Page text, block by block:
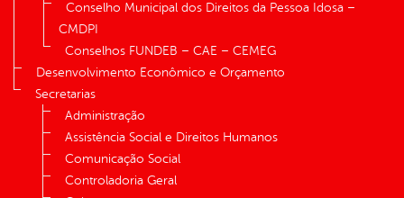
Conselho Municipal dos Direitos da Pessoa Idosa –
CMDPI
Conselhos FUNDEB – CAE – CEMEG
Desenvolvimento Econômico e Orçamento
Secretarias
Administração
Assistência Social e Direitos Humanos
Comunicação Social
Controladoria Geral